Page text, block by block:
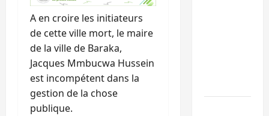
A en croire les initiateurs
de cette ville mort, le maire
de la ville de Baraka,
Jacques Mmbucwa Hussein
est incompétent dans la
gestion de la chose
publique.